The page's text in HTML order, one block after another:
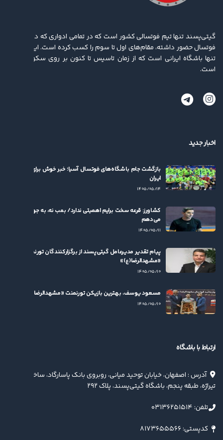
گیتی‌پسند تنها تیم فوتسالی کشور است که در تمامی ادواری که در لیگ برتر
فوتسال حضور داشته، مقام‌های اول تا سوم را کسب کرده ‌است. این باشگاه
تنها باشگاه ایرانی است که از زمان تاسیس تا کنون بر روی سکو ایستاده
است.
اخبار جدید
بازگشت جام باشگاه‌های فوتسال آسیا؛ خبر خوش برای فوتسال
ایران
۱۴۰۵/۰۵/۱۴
کشاورز: قرعه سخت برایم اهمیتی ندارد/ بمب نه، به جوان‌ها بها
می‌دهم
۱۴۰۵/۰۵/۱۱
پیام تقدیر مدیرعامل گیتی‌پسند از برگزارکنندگان تورنمنت
«مشهدالرضا(ع)»
۱۴۰۵/۰۵/۱۰
مسعود یوسف، بهترین بازیکن تورنمنت «مشهدالرضا(ع)» شد
۱۴۰۵/۰۵/۱۰
ارتباط با باشگاه
آدرس : اصفهان، خیابان توحید میانی، روبروی بانک پاسارگاد، ساختمان
تیراژه، طبقه پنجم، باشگاه گیتی‌پسند، پلاک ۲۹۲
تلفن: ۰۳۱۳۶۲۵۱۵۱۴
کدپستی: ۸۱۷۳۶۵۵۵۶۶